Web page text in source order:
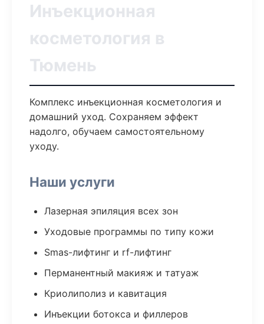
Инъекционная
косметология в
Тюмень
Комплекс инъекционная косметология и
домашний уход. Сохраняем эффект
надолго, обучаем самостоятельному
уходу.
Наши услуги
Лазерная эпиляция всех зон
Уходовые программы по типу кожи
Smas-лифтинг и rf-лифтинг
Перманентный макияж и татуаж
Криолиполиз и кавитация
Инъекции ботокса и филлеров